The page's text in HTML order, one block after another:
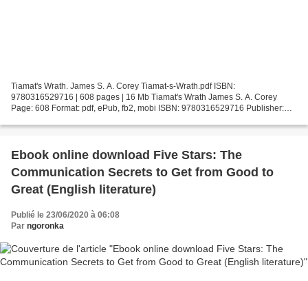
Tiamat's Wrath. James S. A. Corey Tiamat-s-Wrath.pdf ISBN:
9780316529716 | 608 pages | 16 Mb Tiamat's Wrath James S. A. Corey
Page: 608 Format: pdf, ePub, fb2, mobi ISBN: 9780316529716 Publisher:
Ebook online download Five Stars: The
Communication Secrets to Get from Good to
Great (English literature)
Publié le 23/06/2020 à 06:08
Par ngoronka